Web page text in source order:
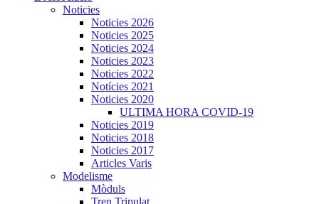
Noticies
Noticies 2026
Noticies 2025
Noticies 2024
Noticies 2023
Noticies 2022
Notícies 2021
Noticies 2020
ULTIMA HORA COVID-19
Noticies 2019
Noticies 2018
Noticies 2017
Articles Varis
Modelisme
Mòduls
Tren Tripulat